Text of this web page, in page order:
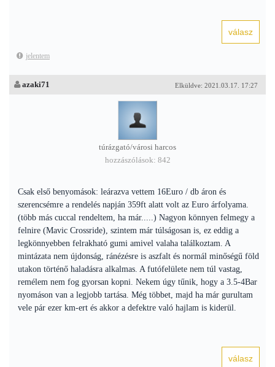
jelentem
Elküldve: 2021.03.17. 17:27
azaki71
túrázgató/városi harcos
hozzászólások: 842
Csak első benyomások: leárazva vettem 16Euro / db áron és
szerencsémre a rendelés napján 359ft alatt volt az Euro árfolyama.
(több más cuccal rendeltem, ha már.....) Nagyon könnyen felmegy a
felnire (Mavic Crossride), szintem már túlságosan is, ez eddig a
legkönnyebben felrakható gumi amivel valaha találkoztam. A
mintázata nem újdonság, ránézésre is aszfalt és normál minőségű föld
utakon történő haladásra alkalmas. A futófelülete nem túl vastag,
remélem nem fog gyorsan kopni. Nekem úgy tűnik, hogy a 3.5-4Bar
nyomáson van a legjobb tartása. Még többet, majd ha már gurultam
vele pár ezer km-ert és akkor a defektre való hajlam is kiderül.